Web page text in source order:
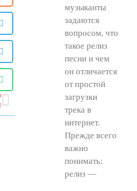
ПРЕДЫДУЩАЯ
Реферальная программа UniProject
СЛЕДУЮЩАЯ
Премьера альбома Осколки прошлого
музыканты
задаются
вопросом, что
такое релиз
песни и чем
он отличается
от простой
загрузки
трека в
интернет.
Прежде всего
важно
понимать:
релиз —